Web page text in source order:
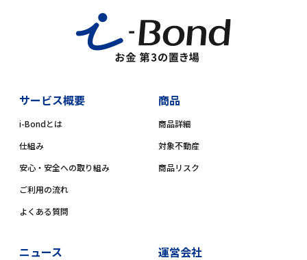
サービス概要
i-Bondとは
仕組み
安心・安全への取り組み
ご利用の流れ
よくある質問
商品
商品詳細
対象不動産
商品リスク
ニュース 運営会社